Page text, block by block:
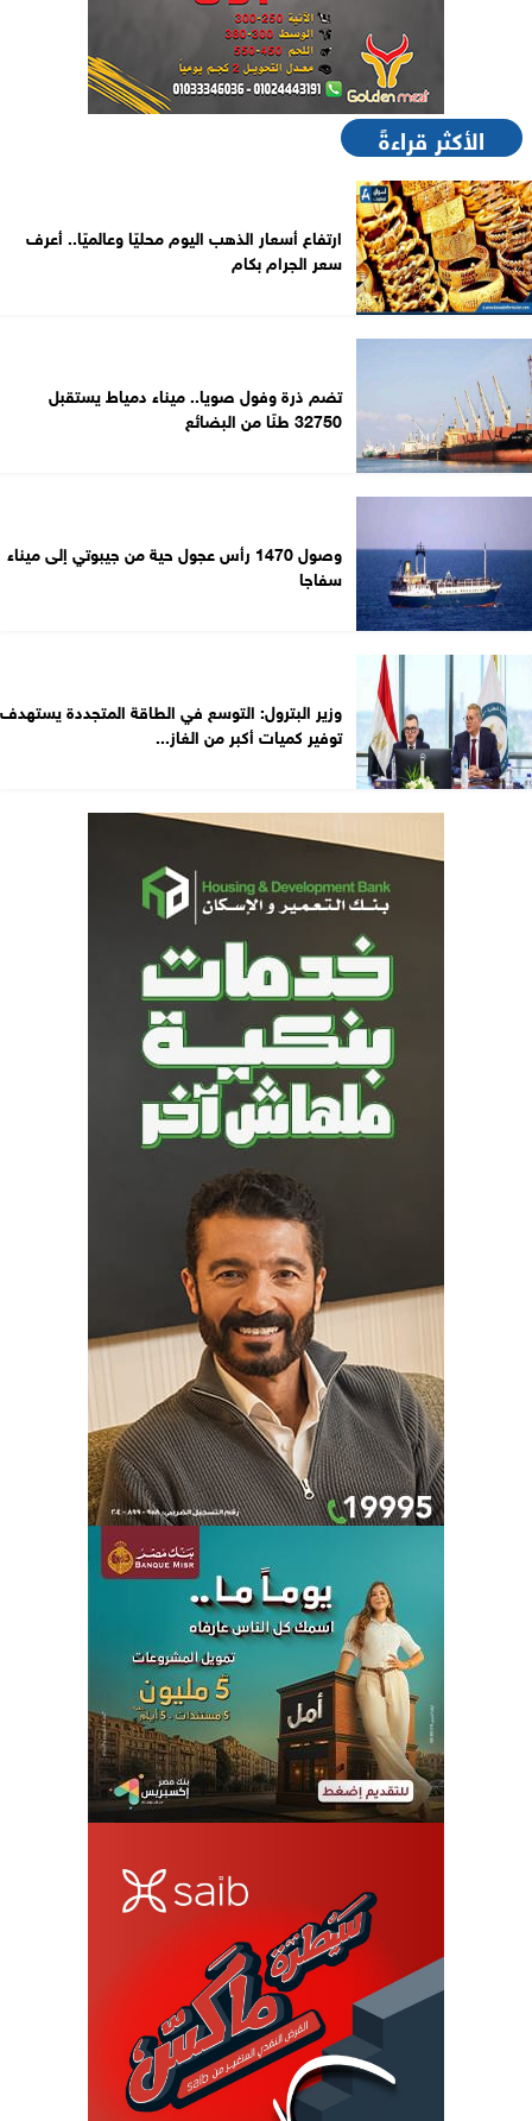
الأكثر قراءةً
ارتفاع أسعار الذهب اليوم محليًا وعالميًا.. أعرف
سعر الجرام بكام
تضم ذرة وفول صويا.. ميناء دمياط يستقبل
32750 طنًا من البضائع
وصول 1470 رأس عجول حية من جيبوتي إلى ميناء
سفاجا
وزير البترول: التوسع في الطاقة المتجددة يستهدف
توفير كميات أكبر من الغاز...